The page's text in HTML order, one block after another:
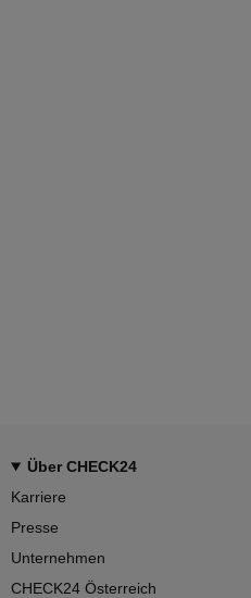
Über CHECK24
Karriere
Presse
Unternehmen
CHECK24 Österreich